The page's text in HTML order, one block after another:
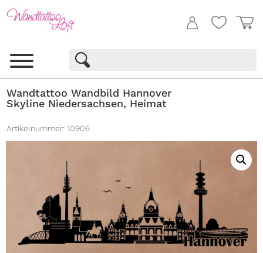
Wandtattoo Wandbild Hannover
Skyline Niedersachsen, Heimat
Artikelnummer: 10906